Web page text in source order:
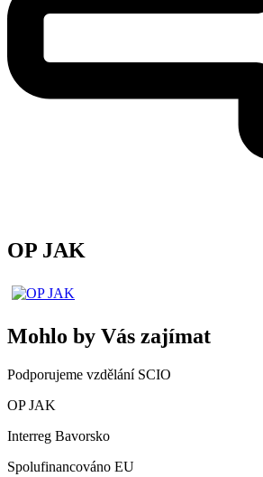
OP JAK
Mohlo by Vás zajímat
Podporujeme vzdělání SCIO
OP JAK
Interreg Bavorsko
Spolufinancováno EU